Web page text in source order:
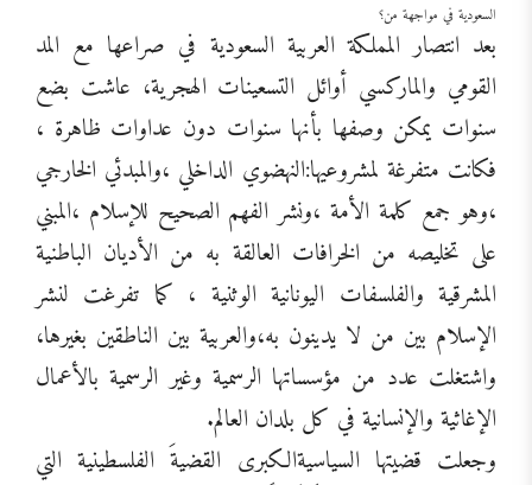
السعودية في مواجهة من؟
بعد انتصار المملكة العربية السعودية في صراعها مع المد
القومي والماركسي أوائل التسعينات الهجرية، عاشت بضع
سنوات يمكن وصفها بأنها سنوات دون عداوات ظاهرة ،
فكانت متفرغة لمشروعيها:النهضوي الداخلي ،والمبدئي الخارجي
،وهو جمع كلمة الأمة ،ونشر الفهم الصحيح للإسلام ،المبني
على تخليصه من الخرافات العالقة به من الأديان الباطنية
المشرقية والفلسفات اليونانية الوثنية ، كما تفرغت لنشر
الإسلام بين من لا يدينون به،والعربية بين الناطقين بغيرها،
واشتغلت عدد من مؤسساتها الرسمية وغير الرسمية بالأعمال
الإغاثية والإنسانية في كل بلدان العالم.
وجعلت قضيتها السياسيةالكبرى القضيةَ الفلسطينية التي